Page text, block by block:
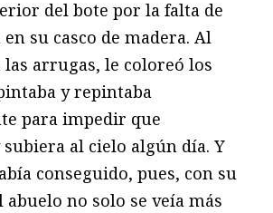
del bote por la falta de
su casco de madera. Al
arrugas, le coloreó los
y repintaba
para impedir que
al cielo algún día. Y
conseguido, pues, con su
no solo se veía más